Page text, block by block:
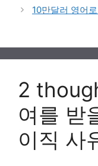
10만달러 영어
2
여를 받
이직 사